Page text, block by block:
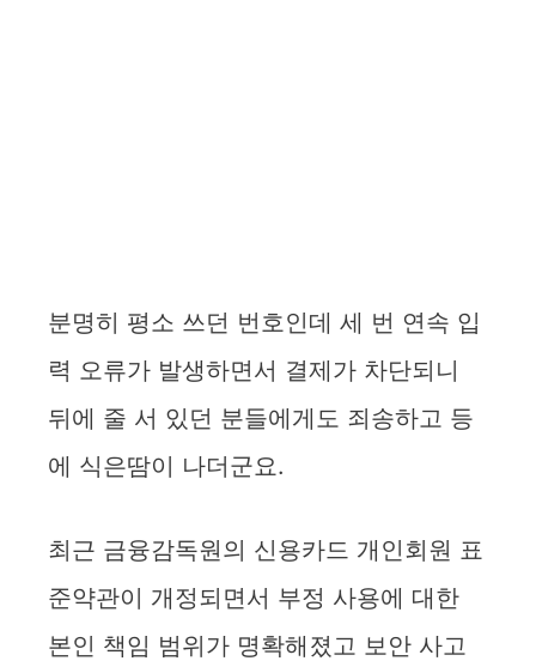
분명히 평소 쓰던 번호인데 세 번 연속 입
력 오류가 발생하면서 결제가 차단되니
뒤에 줄 서 있던 분들에게도 죄송하고 등
에 식은땀이 나더군요.
최근 금융감독원의 신용카드 개인회원 표
준약관이 개정되면서 부정 사용에 대한
본인 책임 범위가 명확해졌고 보안 사고